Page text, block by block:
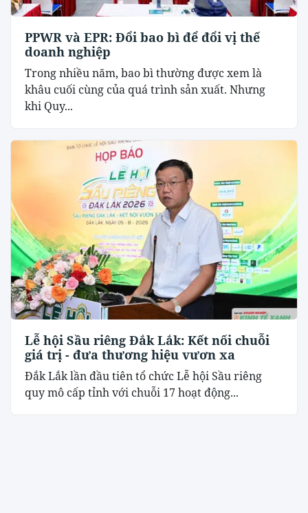
PPWR và EPR: Đổi bao bì để đổi vị thế
doanh nghiệp
Trong nhiều năm, bao bì thường được xem là
khâu cuối cùng của quá trình sản xuất. Nhưng
khi Quy...
Lễ hội Sầu riêng Đắk Lắk: Kết nối chuỗi
giá trị - đưa thương hiệu vươn xa
Đắk Lắk lần đầu tiên tổ chức Lễ hội Sầu riêng
quy mô cấp tỉnh với chuỗi 17 hoạt động...